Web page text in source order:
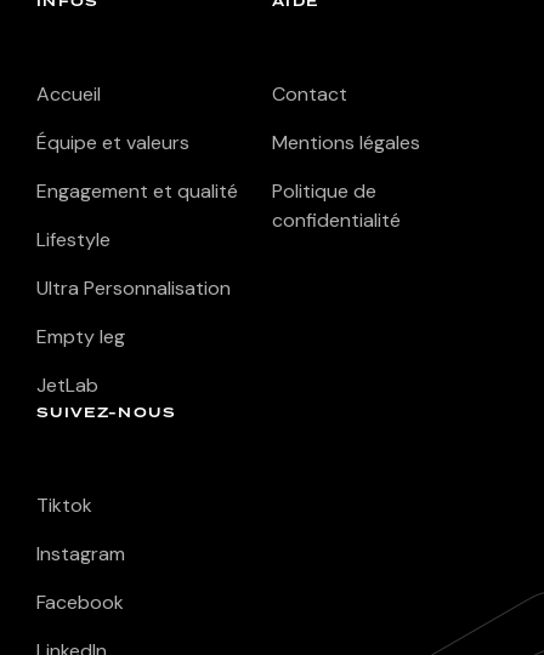
Accueil
Équipe et valeurs
Engagement et qualité
Lifestyle
Ultra Personnalisation
Empty leg
JetLab
Contact
Mentions légales
Politique de
confidentialité
SUIVEZ-NOUS
Tiktok
Instagram
Facebook